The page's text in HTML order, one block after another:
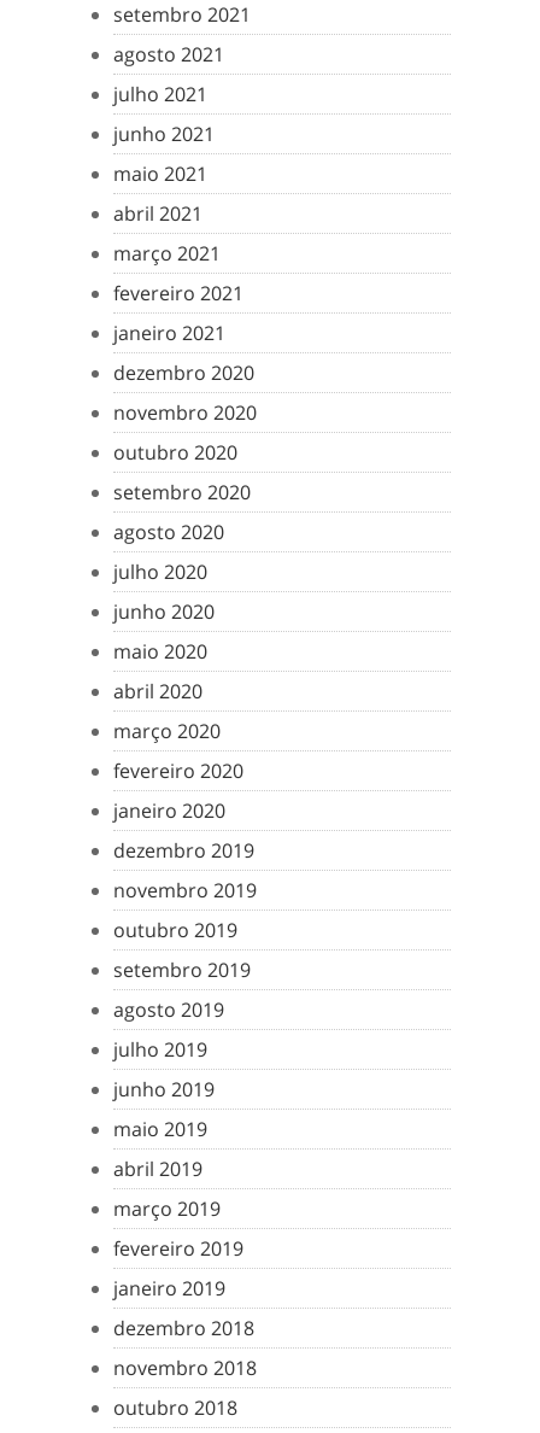
setembro 2021
agosto 2021
julho 2021
junho 2021
maio 2021
abril 2021
março 2021
fevereiro 2021
janeiro 2021
dezembro 2020
novembro 2020
outubro 2020
setembro 2020
agosto 2020
julho 2020
junho 2020
maio 2020
abril 2020
março 2020
fevereiro 2020
janeiro 2020
dezembro 2019
novembro 2019
outubro 2019
setembro 2019
agosto 2019
julho 2019
junho 2019
maio 2019
abril 2019
março 2019
fevereiro 2019
janeiro 2019
dezembro 2018
novembro 2018
outubro 2018